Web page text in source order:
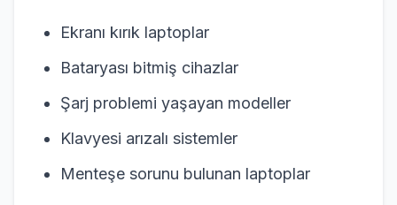
Ekranı kırık laptoplar
Bataryası bitmiş cihazlar
Şarj problemi yaşayan modeller
Klavyesi arızalı sistemler
Menteşe sorunu bulunan laptoplar